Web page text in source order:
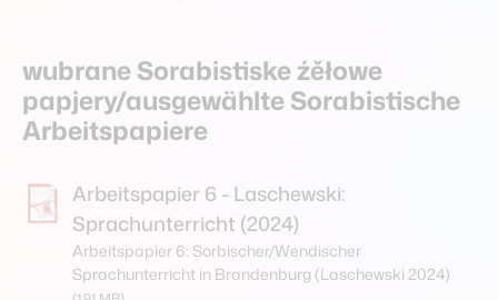
wubrane Sorabistiske źěłowe
papjery/ausgewählte Sorabistische
Arbeitspapiere
Arbeitspapier 6 - Laschewski:
Sprachunterricht (2024)
Arbeitspapier 6: Sorbischer/Wendischer
Sprachunterricht in Brandenburg (Laschewski 2024)